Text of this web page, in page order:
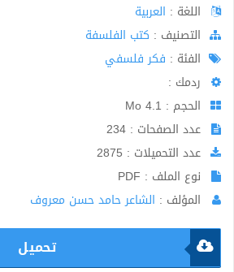
اللغة : العربية
اﻟﺘﺼﻨﻴﻒ : كتب الفلسفة
الفئة : فكر فلسفي
ردمك :
الحجم : 4.1 Mo
عدد الصفحات : 234
عدد التحميلات : 2875
نوع الملف : PDF
المؤلف : الشاعر حامد حسن معروف
تحميل